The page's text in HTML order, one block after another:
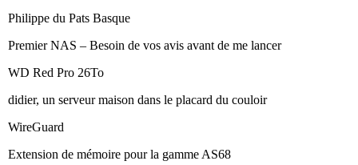
Philippe du Pats Basque
Premier NAS – Besoin de vos avis avant de me lancer
WD Red Pro 26To
didier, un serveur maison dans le placard du couloir
WireGuard
Extension de mémoire pour la gamme AS68